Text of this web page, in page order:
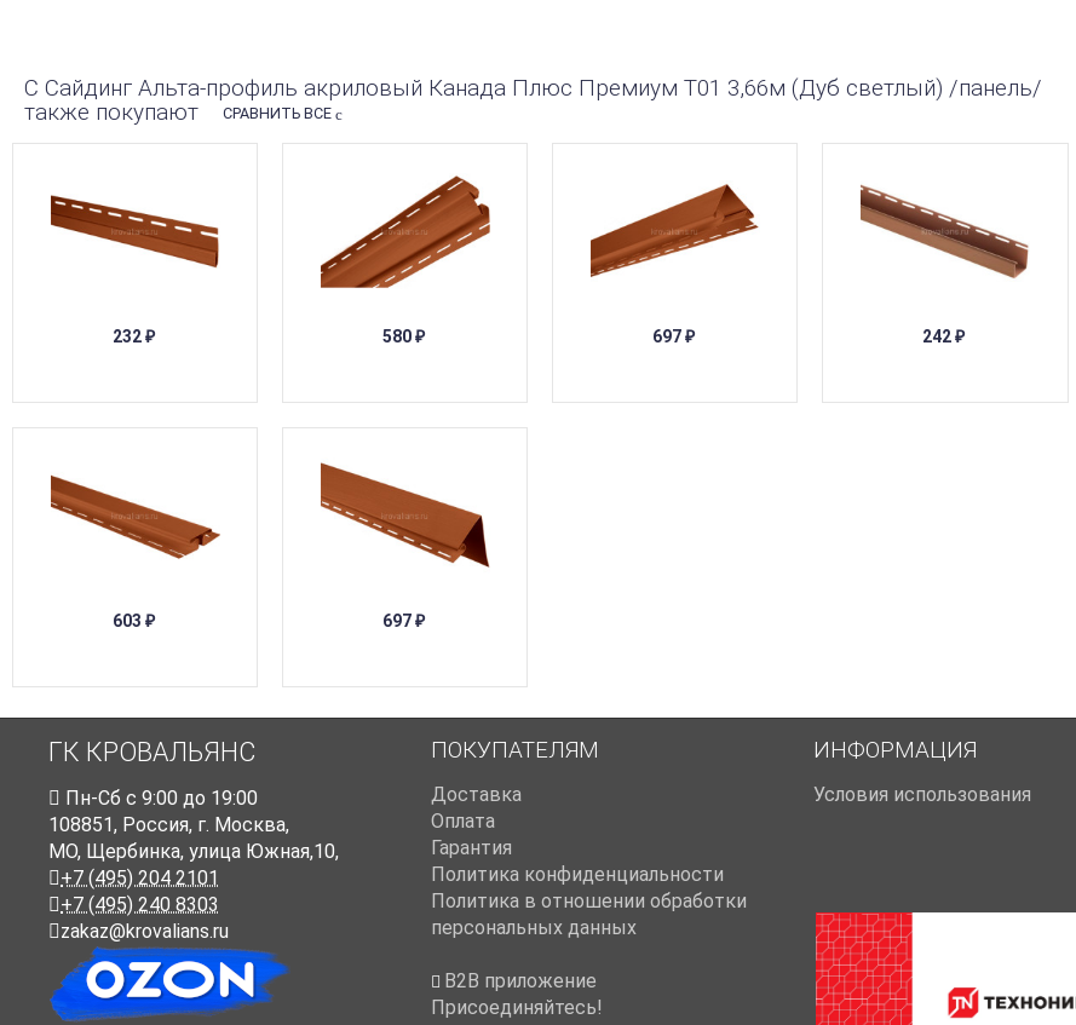
С Сайдинг Альта-профиль акриловый Канада Плюс Премиум Т01 3,66м (Дуб светлый) /панель/
также покупают
СРАВНИТЬ ВСЕ
232₽ 580₽ 697₽ 242₽
603₽ 697₽
ГК КРОВАЛЬЯНС
Пн-Cб с 9:00 до 19:00
108851, Россия, г. Москва,
МО, Щербинка, улица Южная,10,
+7 (495) 204 2101
+7 (495) 240 8303
zakaz@krovalians.ru
ПОКУПАТЕЛЯМ
Доставка
Оплата
Гарантия
Политика конфиденциальности
Политика в отношении обработки
персональных данных
B2B приложение
Присоединяйтесь!
ИНФОРМАЦИЯ
Условия использования